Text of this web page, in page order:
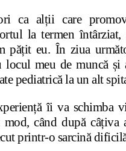
ca alții care
la termen întârziat,
pățit eu. În ziua
locul meu de muncă și
pediatrică la un alt
îi va schimba
când după câțiva
printr-o sarcină